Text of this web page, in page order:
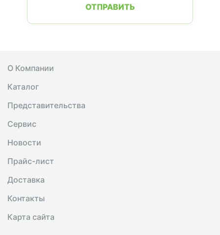
ОТПРАВИТЬ
О Компании
Каталог
Представительства
Сервис
Новости
Прайс-лист
Доставка
Контакты
Карта сайта